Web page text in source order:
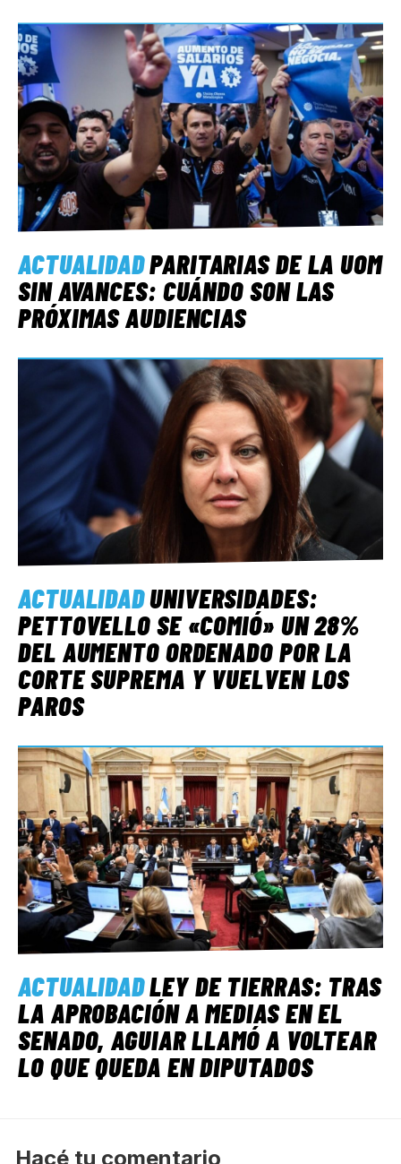
ACTUALIDADPARITARIAS DE LA UOM
SIN AVANCES: CUÁNDO SON LAS
PRÓXIMAS AUDIENCIAS
ACTUALIDADUNIVERSIDADES:
PETTOVELLO SE «COMIÓ» UN 28%
DEL AUMENTO ORDENADO POR LA
CORTE SUPREMA Y VUELVEN LOS
PAROS
ACTUALIDADLEY DE TIERRAS: TRAS
LA APROBACIÓN A MEDIAS EN EL
SENADO, AGUIAR LLAMÓ A VOLTEAR
LO QUE QUEDA EN DIPUTADOS
Hacé tu comentario